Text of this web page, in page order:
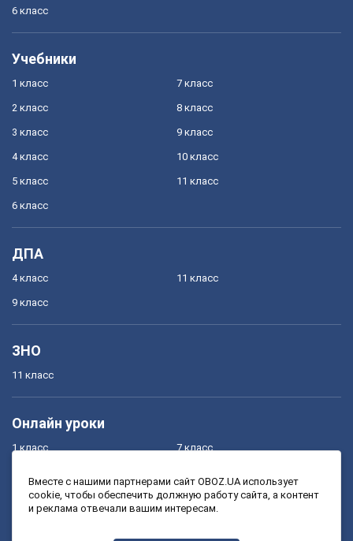
6 класс
Учебники
1 класс
2 класс
3 класс
4 класс
5 класс
6 класс
7 класс
8 класс
9 класс
10 класс
11 класс
ДПА
4 класс
9 класс
11 класс
ЗНО
11 класс
Онлайн уроки
1 класс
3 класс
7 класс
9 класс
Вместе с нашими партнерами сайт OBOZ.UA использует
cookie, чтобы обеспечить должную работу сайта, а контент
и реклама отвечали вашим интересам.